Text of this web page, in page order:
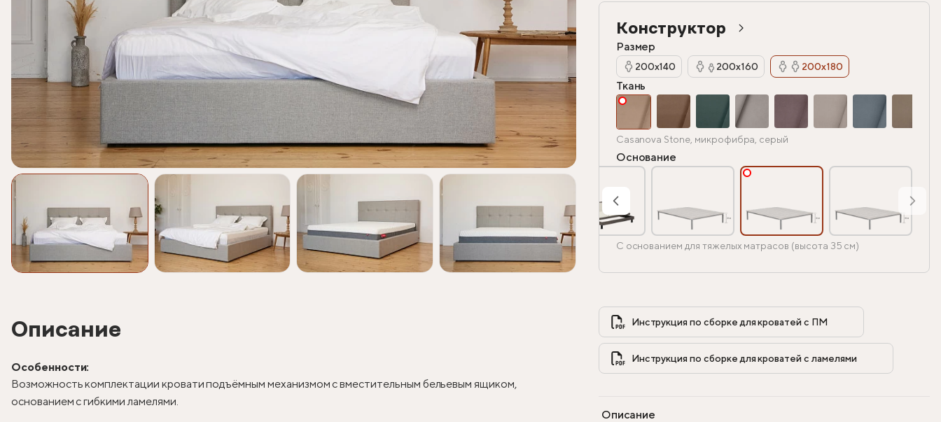
Описание
Особенности:
Возможность комплектации кровати подъёмным механизмом с вместительным бельевым ящиком,
основанием с гибкими ламелями.
Конструктор
Размер
200х140 200х160 200х180
Ткань
Casanova Stone, микрофибра, серый
Основание
С основанием для тяжелых матрасов (высота 35 см)
Инструкция по сборке для кроватей с ПМ
Инструкция по сборке для кроватей с ламелями
Описание